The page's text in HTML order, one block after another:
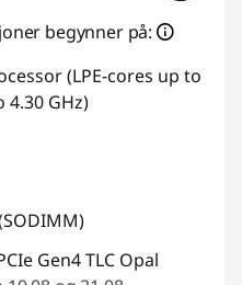
begynner på:
(LPE-cores up to
4.30 GHz)
Gen4 TLC Opal